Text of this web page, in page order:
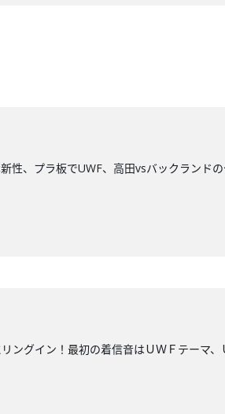
、プラ板でUWF、高田vsバックランドの
ングイン！最初の着信音はＵＷＦテーマ、